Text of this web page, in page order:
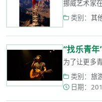
挪威艺术家
类别： 其
“找乐青
为了让更多
类别： 旅
日期：